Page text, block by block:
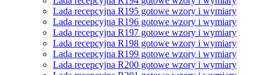
Lada recepcyjna R195 gotowe wzory i wymiary
Lada recepcyjna R196 gotowe wzory i wymiary
Lada recepcyjna R197 gotowe wzory i wymiary
Lada recepcyjna R198 gotowe wzory i wymiary
Lada recepcyjna R199 gotowe wzory i wymiary
Lada recepcyjna R200 gotowe wzory i wymiary